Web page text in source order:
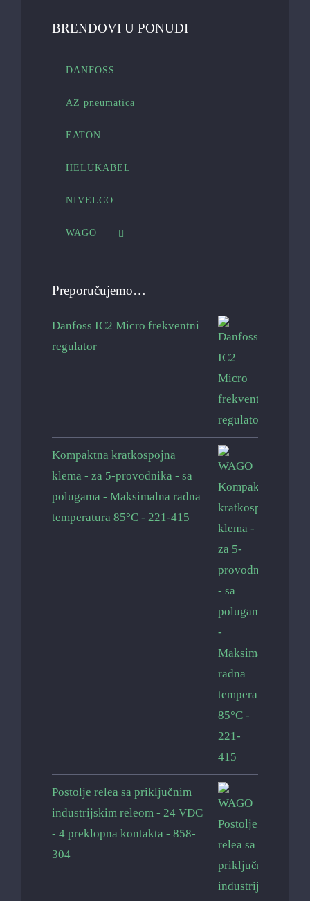
BRENDOVI U PONUDI
DANFOSS
AZ pneumatica
EATON
HELUKABEL
NIVELCO
WAGO
Preporučujemo…
Danfoss IC2 Micro frekventni
regulator
Kompaktna kratkospojna
klema - za 5-provodnika - sa
polugama - Maksimalna radna
temperatura 85°C - 221-415
Postolje relea sa priključnim
industrijskim releom - 24 VDC
- 4 preklopna kontakta - 858-
304